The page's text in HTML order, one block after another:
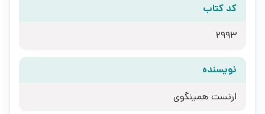
کد کتاب
2993
نویسنده
ارنست همینگوی